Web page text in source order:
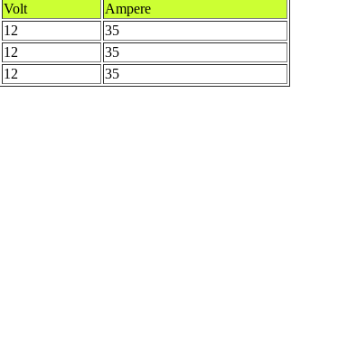
Volt
Ampere
12
35
12
35
12 35